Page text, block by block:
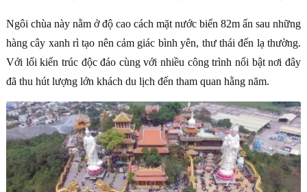
Ngôi chùa này nằm ở độ cao cách mặt nước biển 82m ẩn sau những
hàng cây xanh rì tạo nên cảm giác bình yên, thư thái đến lạ thường.
Với lối kiến trúc độc đáo cùng với nhiều công trình nổi bật nơi đây
đã thu hút lượng lớn khách du lịch đến tham quan hằng năm.